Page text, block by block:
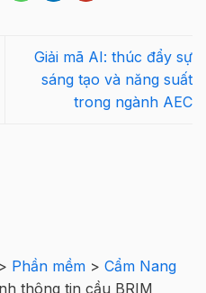
Giải mã AI: thúc đẩy sự
sáng tạo và năng suất
trong ngành AEC
> Phần mềm > Cẩm Nang
thông tin cầu BRIM